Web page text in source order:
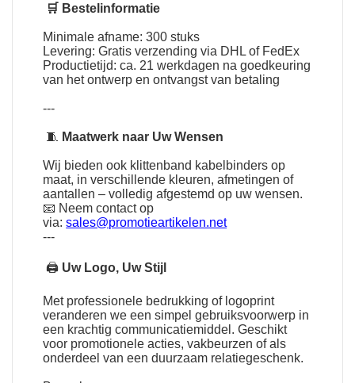
🛒 Bestelinformatie
Minimale afname: 300 stuks
Levering: Gratis verzending via DHL of FedEx
Productietijd: ca. 21 werkdagen na goedkeuring
van het ontwerp en ontvangst van betaling
---
🧵 Maatwerk naar Uw Wensen
Wij bieden ook klittenband kabelbinders op
maat, in verschillende kleuren, afmetingen of
aantallen – volledig afgestemd op uw wensen.
📧 Neem contact op
via:sales@promotieartikelen.net
---
🖨 Uw Logo, Uw Stijl
Met professionele bedrukking of logoprint
veranderen we een simpel gebruiksvoorwerp in
een krachtig communicatiemiddel. Geschikt
voor promotionele acties, vakbeurzen of als
onderdeel van een duurzaam relatiegeschenk.